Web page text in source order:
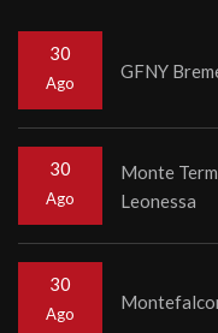
30
Ago
GFNY
30
Ago
Monte
Leonessa
30
Ago